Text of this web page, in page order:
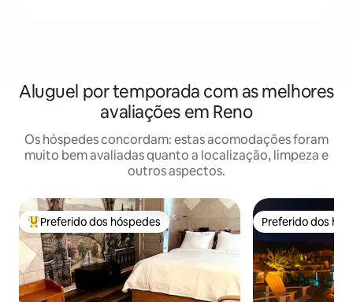
Aluguel por temporada com as melhores
avaliações em Reno
Os hóspedes concordam: estas acomodações foram
muito bem avaliadas quanto a localização, limpeza e
outros aspectos.
Entre os melhores preferidos dos hóspedes
Preferido dos hóspedes Preferido dos
Preferido dos